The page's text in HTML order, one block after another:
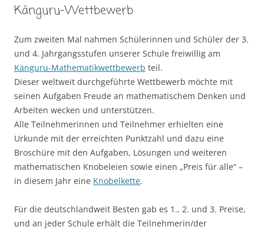
Känguru-Wettbewerb
Zum zweiten Mal nahmen Schülerinnen und Schüler der 3.
und 4. Jahrgangsstufen unserer Schule freiwillig am
Känguru-Mathematikwettbewerb teil.
Dieser weltweit durchgeführte Wettbewerb möchte mit
seinen Aufgaben Freude an mathematischem Denken und
Arbeiten wecken und unterstützen.
Alle Teilnehmerinnen und Teilnehmer erhielten eine
Urkunde mit der erreichten Punktzahl und dazu eine
Broschüre mit den Aufgaben, Lösungen und weiteren
mathematischen Knobeleien sowie einen „Preis für alle“ –
in diesem Jahr eine Knobelkette.
Für die deutschlandweit Besten gab es 1., 2. und 3. Preise,
und an jeder Schule erhält die Teilnehmerin/der